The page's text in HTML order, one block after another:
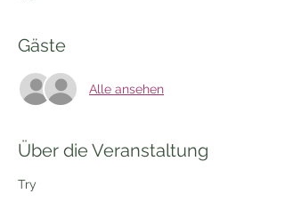
Gäste
Alle ansehen
Über die Veranstaltung
Try